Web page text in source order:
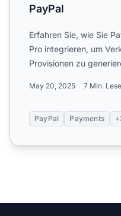
PayPal
Erfahren Sie, wie Sie
Pro integrieren, um
Provisionen zu
May 20, 2025 7 Min.
PayPal Payments